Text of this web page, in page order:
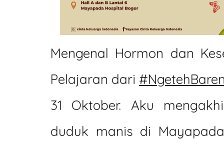
Mengenal Hormon dan
Pelajaran dari
31 Oktober. Aku
duduk manis di